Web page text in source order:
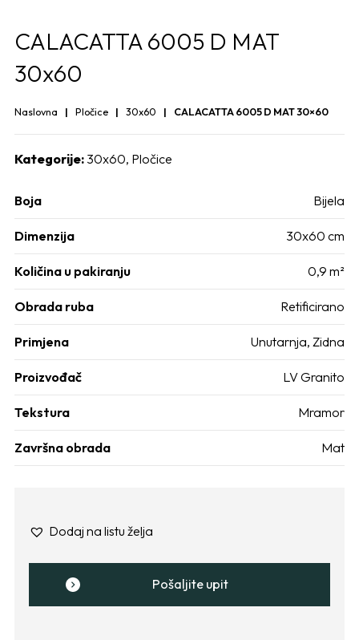
CALACATTA 6005 D MAT
30x60
Naslovna Pločice 30x60 CALACATTA 6005 D MAT 30×60
Kategorije: 30x60, Pločice
Boja Bijela
Dimenzija 30x60 cm
Količina u pakiranju 0,9 m²
Obrada ruba Retificirano
Primjena Unutarnja, Zidna
Proizvođač LV Granito
Tekstura Mramor
Završna obrada Mat
Dodaj na listu želja
Pošaljite upit